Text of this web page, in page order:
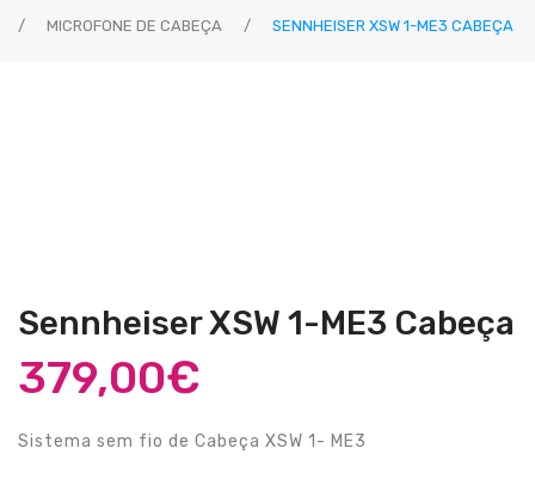
GUITARRAS & BAIXOS
Amplificadores Baixo
Amplificadores Guitarra
/
MICROFONE DE CABEÇA / SENNHEISER XSW 1-ME3 CABEÇA
Sennheiser XSW 1-ME3 Cabeça
379,00€
Sistema sem fio de Cabeça XSW 1- ME3